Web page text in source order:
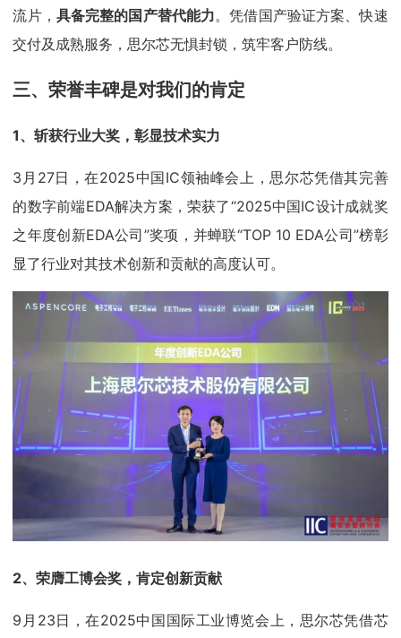
流片， 具备完整的国产替代能力。凭借国产验证方案、快速
交付及成熟服务，思尔芯无惧封锁，筑牢客户防线。
三、荣誉丰碑是对我们的肯定
1、斩获行业大奖，彰显技术实力
3月27日，在2025中国IC领袖峰会上，思尔芯凭借其完善
的数字前端EDA解决方案，荣获了“2025中国IC设计成就奖
之年度创新EDA公司”奖项，并蝉联“TOP 10 EDA公司”榜彰
显了行业对其技术创新和贡献的高度认可。
2、荣膺工博会奖，肯定创新贡献
9月23日，在2025中国国际工业博览会上，思尔芯凭借芯